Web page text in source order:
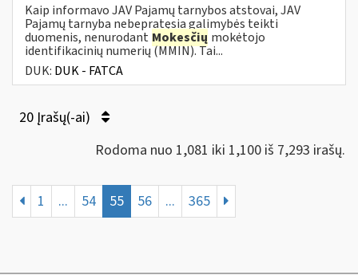
Kaip informavo JAV Pajamų tarnybos atstovai, JAV
Pajamų tarnyba nebepratęsia galimybės teikti
duomenis, nenurodant Mokesčių mokėtojo
identifikacinių numerių (MMIN). Tai...
DUK: DUK - FATCA
20 Įrašų(-ai)
Rodoma nuo 1,081 iki 1,100 iš 7,293 irašų.
1 ... 54 55 56 ... 365